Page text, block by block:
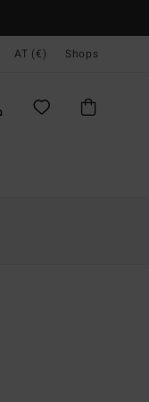
AT (€) Shops